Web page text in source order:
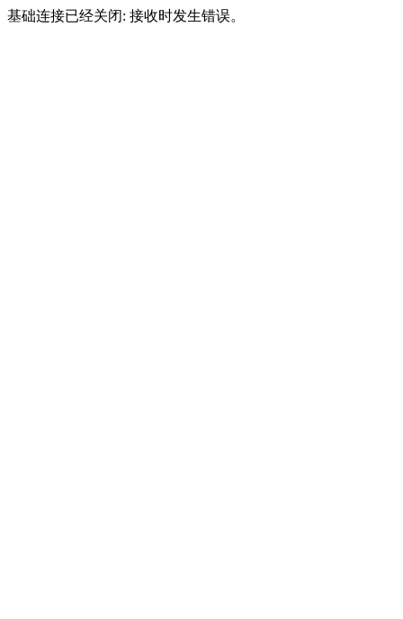
基础连接已经关闭: 接收时发生错误。